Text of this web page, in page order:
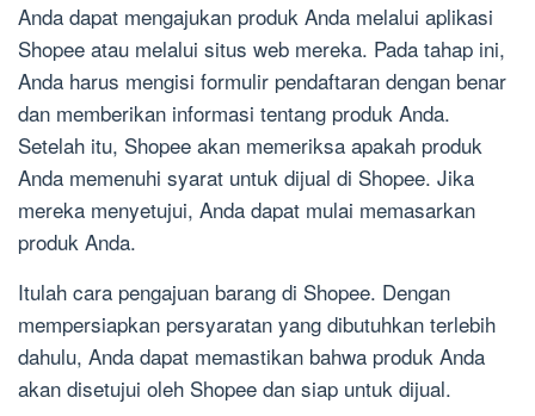
Anda dapat mengajukan produk Anda melalui aplikasi
Shopee atau melalui situs web mereka. Pada tahap ini,
Anda harus mengisi formulir pendaftaran dengan benar
dan memberikan informasi tentang produk Anda.
Setelah itu, Shopee akan memeriksa apakah produk
Anda memenuhi syarat untuk dijual di Shopee. Jika
mereka menyetujui, Anda dapat mulai memasarkan
produk Anda.
Itulah cara pengajuan barang di Shopee. Dengan
mempersiapkan persyaratan yang dibutuhkan terlebih
dahulu, Anda dapat memastikan bahwa produk Anda
akan disetujui oleh Shopee dan siap untuk dijual.